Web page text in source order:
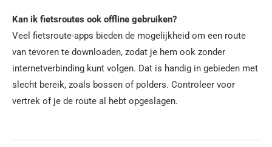
Kan ik fietsroutes ook offline gebruiken?
Veel fietsroute-apps bieden de mogelijkheid om een route
van tevoren te downloaden, zodat je hem ook zonder
internetverbinding kunt volgen. Dat is handig in gebieden met
slecht bereik, zoals bossen of polders. Controleer voor
vertrek of je de route al hebt opgeslagen.